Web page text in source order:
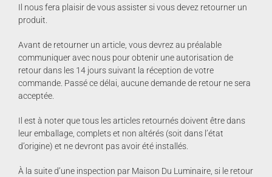
​Il nous fera plaisir de vous assister si vous devez retourner un
produit.
Avant de retourner un article, vous devrez au préalable
communiquer avec nous pour obtenir une autorisation de
retour dans les 14 jours suivant la réception de votre
commande. Passé ce délai, aucune demande de retour ne sera
acceptée.
Il est à noter que tous les articles retournés doivent être dans
leur emballage, complets et non altérés (soit dans l’état
d’origine) et ne devront pas avoir été installés.
À la suite d’une inspection par Maison Du Luminaire, si le retour